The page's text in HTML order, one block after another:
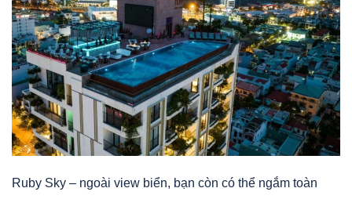
Ruby Sky – ngoài view biển, bạn còn có thể ngắm toàn